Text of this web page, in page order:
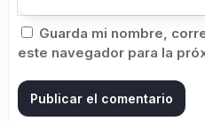
Guarda mi nombre,
este navegador para la